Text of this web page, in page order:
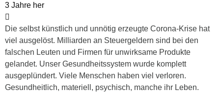
3 Jahre her
Die selbst künstlich und unnötig erzeugte Corona-Krise hat
viel ausgelöst. Milliarden an Steuergeldern sind bei den
falschen Leuten und Firmen für unwirksame Produkte
gelandet. Unser Gesundheitssystem wurde komplett
ausgeplündert. Viele Menschen haben viel verloren.
Gesundheitlich, materiell, psychisch, manche ihr Leben.